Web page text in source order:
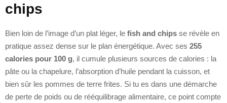
chips
Bien loin de l’image d’un plat léger, le fish and chips se révèle en
pratique assez dense sur le plan énergétique. Avec ses 255
calories pour 100 g, il cumule plusieurs sources de calories : la
pâte ou la chapelure, l’absorption d’huile pendant la cuisson, et
bien sûr les pommes de terre frites. Si tu es dans une démarche
de perte de poids ou de rééquilibrage alimentaire, ce point compte